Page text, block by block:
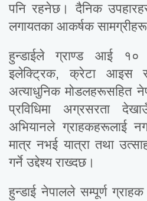
पनि रहनेछ। दैनिक
लगायतका आकर्षक
हुन्डाईले ग्राण्ड आई १०
इलेक्ट्रिक, क्रेटा आइस
अत्याधुनिक मोडलहरूसहित
प्रविधिमा अग्रसरता
अभियानले ग्राहकहरूलाई
मात्र नभई यात्रा तथा
गर्ने उद्देश्य राख्दछ।
हुन्डाई नेपालले सम्पूर्ण